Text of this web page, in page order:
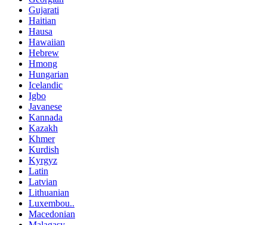
Gujarati
Haitian
Hausa
Hawaiian
Hebrew
Hmong
Hungarian
Icelandic
Igbo
Javanese
Kannada
Kazakh
Khmer
Kurdish
Kyrgyz
Latin
Latvian
Lithuanian
Luxembou..
Macedonian